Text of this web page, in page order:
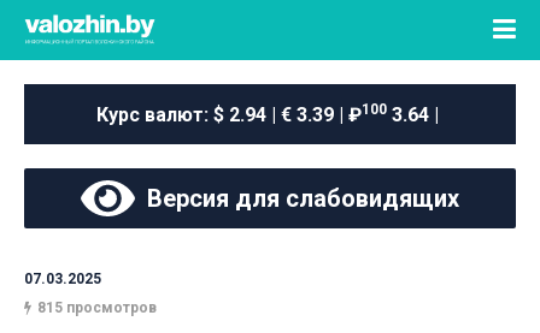
Курс валют: $ 2.94 | € 3.39 | ₽100 3.64 |
Версия для слабовидящих
07.03.2025
815 просмотров